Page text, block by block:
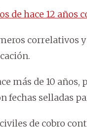
de hace 12 años
correlativos
más de 10
fechas selladas
de cobro